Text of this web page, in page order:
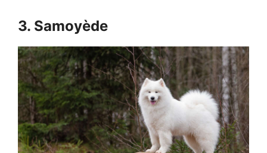
3. Samoyède